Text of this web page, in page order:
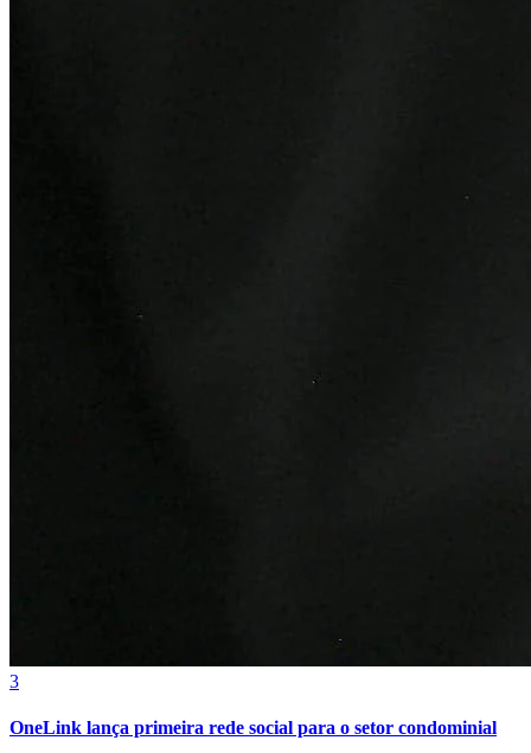
3
OneLink lança primeira rede social para o setor condominial